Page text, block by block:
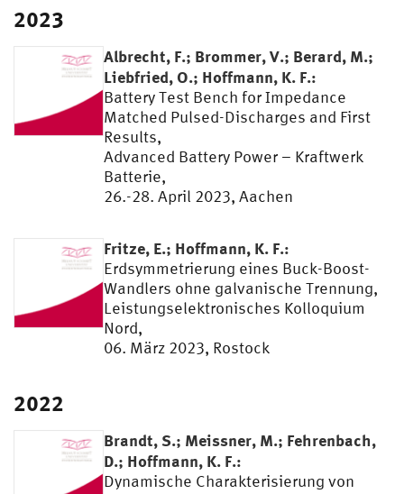
2023
Albrecht, F.; Brommer, V.; Berard, M.;
Liebfried, O.; Hoffmann, K. F.:
Battery Test Bench for Impedance
Matched Pulsed-Discharges and First
Results,
Advanced Battery Power – Kraftwerk
Batterie,
26.-28. April 2023, Aachen
Fritze, E.; Hoffmann, K. F.:
Erdsymmetrierung eines Buck-Boost-
Wandlers ohne galvanische Trennung,
Leistungselektronisches Kolloquium
Nord,
06. März 2023, Rostock
2022
Brandt, S.; Meissner, M.; Fehrenbach,
D.; Hoffmann, K. F.:
Dynamische Charakterisierung von